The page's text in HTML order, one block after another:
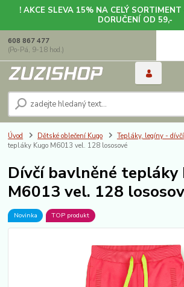
! AKCE SLEVA 15% NA CELÝ
DORUČENÍ OD 59,-
608 867 477
(Po-Pá, 9-18 hod.)
Úvod Dětské oblečení Kugo Tepláky, legíny - dívčí
tepláky Kugo M6013 vel. 128 lososové
Dívčí bavlněné tepláky
M6013 vel. 128
Novinka TOP produkt